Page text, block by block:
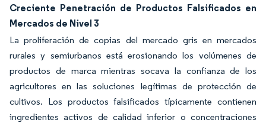
Creciente Penetración de Productos Falsificados en
Mercados de Nivel 3
La proliferación de copias del mercado gris en mercados
rurales y semiurbanos está erosionando los volúmenes de
productos de marca mientras socava la confianza de los
agricultores en las soluciones legítimas de protección de
cultivos. Los productos falsificados típicamente contienen
ingredientes activos de calidad inferior o concentraciones